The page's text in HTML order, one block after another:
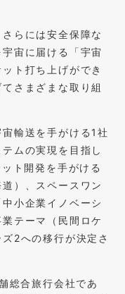
らには安全保障な
宙に届ける「宇宙
ト打ち上げができ
さまざまな取り組
輸送を手がける1社
ムの実現を目指し
ト開発を手がける
）、スペースワン
小企業イノベーシ
テーマ（民間ロケ
2への移行が決定さ
総合旅行会社であ